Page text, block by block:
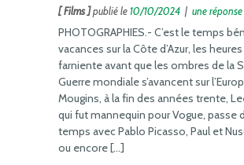
[ Films ]publié le10/10/2024 | une réponse
PHOTOGRAPHIES.- C’est le temps
vacances sur la Côte d’Azur, les
farniente avant que les ombres de la
Guerre mondiale s’avancent sur
Mougins, à la fin des années trente,
qui fut mannequin pour Vogue, passe
temps avec Pablo Picasso, Paul et
ou encore […]